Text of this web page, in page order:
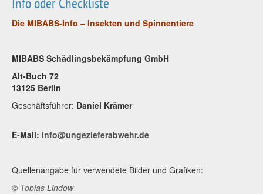
Die MIBABS-Info – Insekten und Spinnentiere
MIBABS Schädlingsbekämpfung GmbH
Alt-Buch 72
13125 Berlin
Geschäftsführer: Daniel Krämer
E-Mail: info@ungezieferabwehr.de
Quellenangabe für verwendete Bilder und Grafiken:
© Tobias Lindow